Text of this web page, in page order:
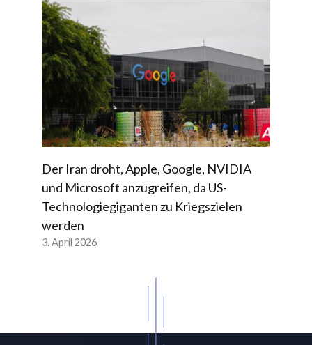
Der Iran droht, Apple, Google, NVIDIA
und Microsoft anzugreifen, da US-
Technologiegiganten zu Kriegszielen
werden
3. April 2026